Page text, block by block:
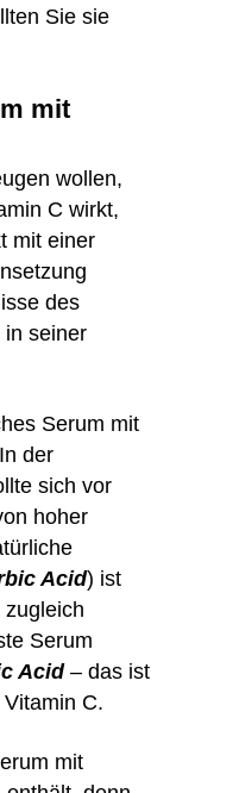
Sie sie
mit
wollen,
C wirkt,
mit einer
des
in seiner
Serum mit
der
sich vor
hoher
Acid) ist
Serum
Acid– das ist
C.
mit